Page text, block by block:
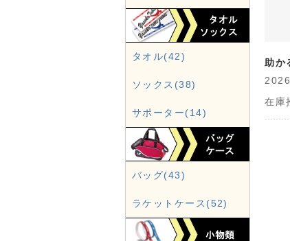
助か
在庫
タオル(42)
ソックス(38)
サポーター(14)
バッグ(43)
ラケットケース(52)